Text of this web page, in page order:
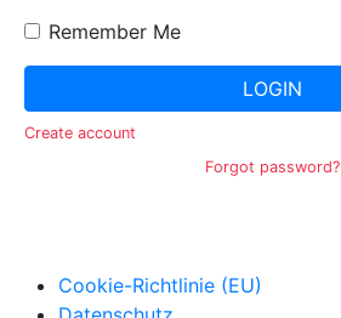
Remember Me
LOGIN
Create account
Forgot password?
Cookie-Richtlinie (EU)